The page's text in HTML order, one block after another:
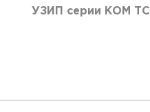
УЗИП серии КОМ ТС